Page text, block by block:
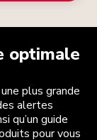
optimale
plus grande
alertes
qu’un guide
pour vous